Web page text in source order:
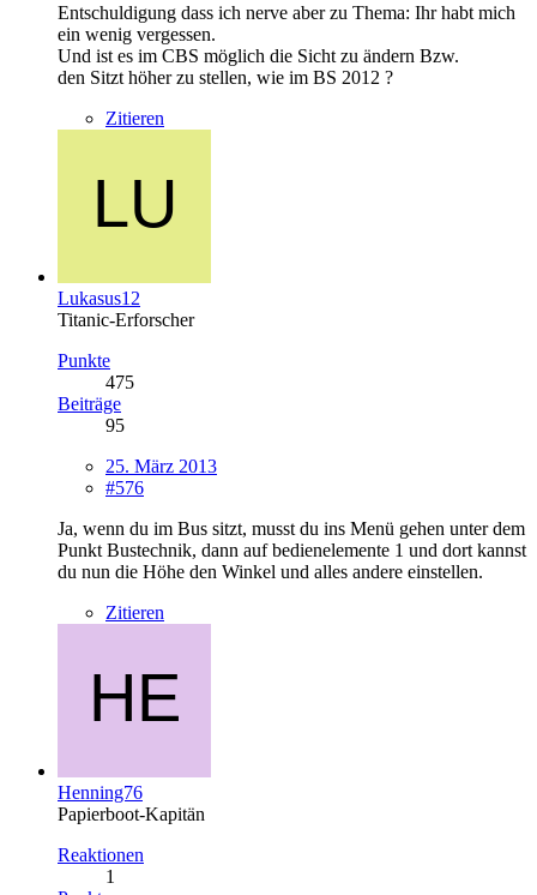
Entschuldigung dass ich nerve aber zu Thema: Ihr habt mich
ein wenig vergessen.
Und ist es im CBS möglich die Sicht zu ändern Bzw.
den Sitzt höher zu stellen, wie im BS 2012 ?
Zitieren
Lukasus12
Titanic-Erforscher
Punkte
475
Beiträge
95
25. März 2013
#576
Ja, wenn du im Bus sitzt, musst du ins Menü gehen unter dem
Punkt Bustechnik, dann auf bedienelemente 1 und dort kannst
du nun die Höhe den Winkel und alles andere einstellen.
Zitieren
Henning76
Papierboot-Kapitän
Reaktionen
1